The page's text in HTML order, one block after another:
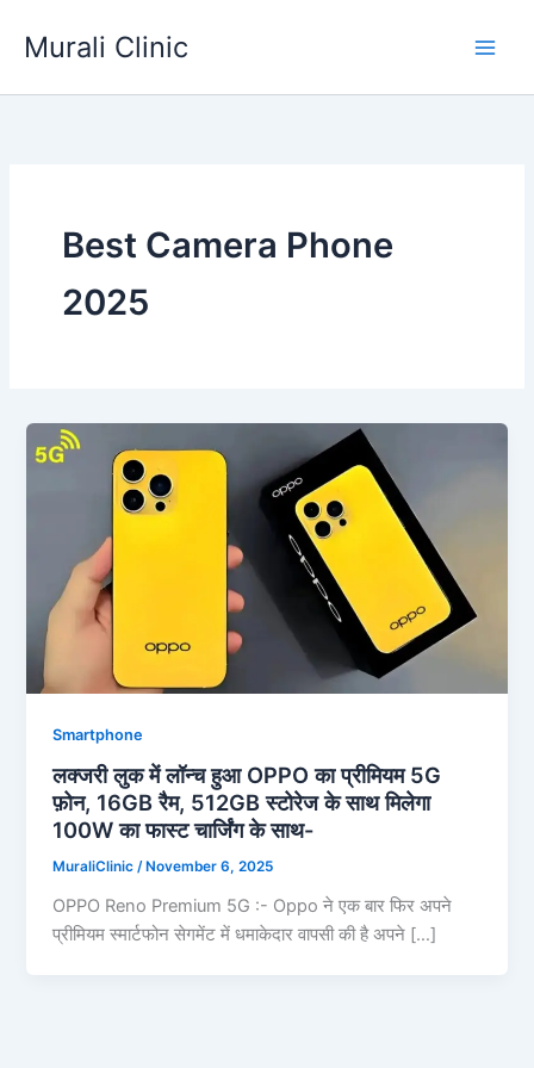
Murali Clinic
Best Camera Phone
2025
Smartphone
लक्जरी लुक में लॉन्च हुआ OPPO का प्रीमियम 5G
फ़ोन, 16GB रैम, 512GB स्टोरेज के साथ मिलेगा
100W का फास्ट चार्जिंग के साथ-
MuraliClinic/ November 6, 2025
OPPO Reno Premium 5G :- Oppo ने एक बार फिर अपने
प्रीमियम स्मार्टफोन सेगमेंट में धमाकेदार वापसी की है अपने […]